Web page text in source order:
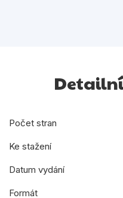
Počet stran
Ke stažení
Datum vydání
Formát